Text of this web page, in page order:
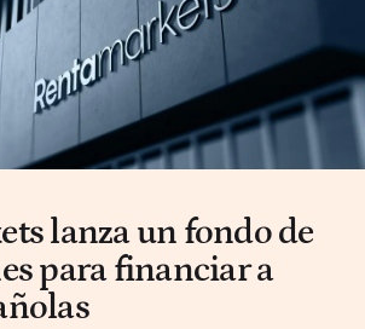
lanza un fondo de
para financiar a